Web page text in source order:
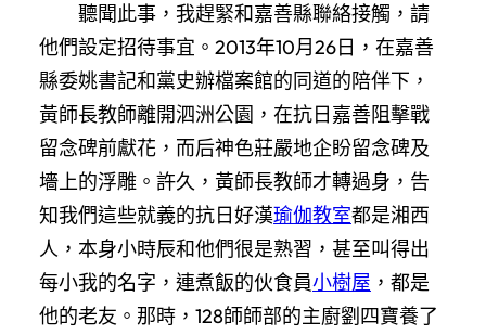
聽聞此事，我趕緊和嘉善縣聯絡接觸，請
他們設定招待事宜。2013年10月26日，在嘉善
縣委姚書記和黨史辦檔案館的同道的陪伴下，
黃師長教師離開泗洲公園，在抗日嘉善阻擊戰
留念碑前獻花，而后神色莊嚴地企盼留念碑及
墻上的浮雕。許久，黃師長教師才轉過身，告
知我們這些就義的抗日好漢瑜伽教室都是湘西
人，本身小時辰和他們很是熟習，甚至叫得出
每小我的名字，連煮飯的伙食員小樹屋 ，都是
他的老友。那時，128師師部的主廚劉四寶養了